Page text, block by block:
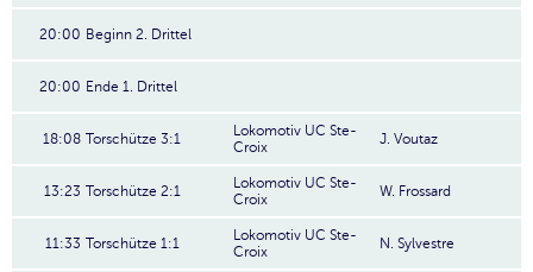
20:00 Beginn 2. Drittel
20:00 Ende 1. Drittel
18:08 Torschütze 3:1
Lokomotiv UC Ste-
Croix
J. Voutaz
13:23 Torschütze 2:1
Lokomotiv UC Ste-
Croix
W. Frossard
11:33 Torschütze 1:1
Lokomotiv UC Ste-
Croix
N. Sylvestre